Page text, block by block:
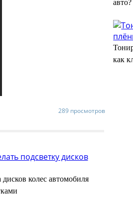
289 просмотров
дисков колес автомобиля
авто?
как